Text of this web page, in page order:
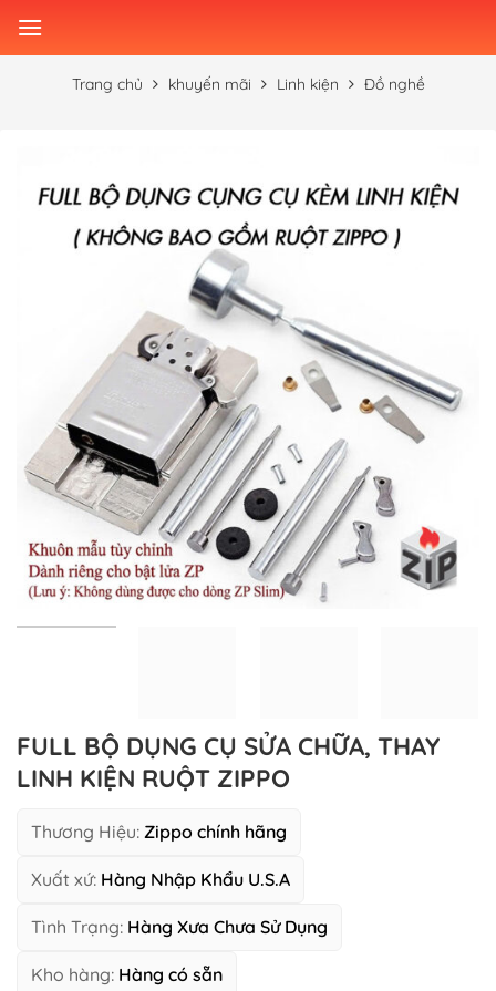
Trang chủ khuyến mãi Linh kiện Đồ nghề
FULL BỘ DỤNG CỤ SỬA CHỮA, THAY
LINH KIỆN RUỘT ZIPPO
Thương Hiệu: Zippo chính hãng
Xuất xứ: Hàng Nhập Khẩu U.S.A
Tình Trạng: Hàng Xưa Chưa Sử Dụng
Kho hàng: Hàng có sẵn